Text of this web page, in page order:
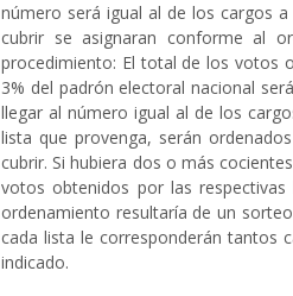
número será igual al de los cargos
cubrir se asignaran conforme al
procedimiento: El total de los votos
3% del padrón electoral nacional
llegar al número igual al de los
lista que provenga, serán
cubrir. Si hubiera dos o más
votos obtenidos por las
ordenamiento resultaría de un
cada lista le corresponderán tantos
indicado.